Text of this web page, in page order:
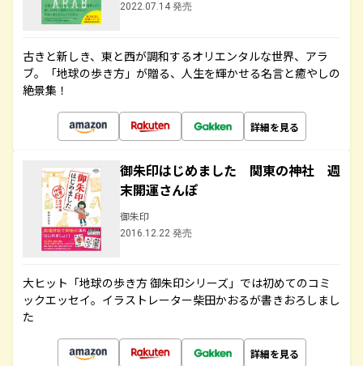
2022.07.14 発売
古きと新しき、東と西が調和するオリエンタルな世界、アラ
ブ。「地球の歩き方」が贈る、人生を輝かせる名言と癒やしの
絶景集！
詳細を見る
御朱印はじめました 関東の神社 週
末開運さんぽ
御朱印
2016.12.22 発売
大ヒット「地球の歩き方 御朱印シリーズ」では初めてのコミ
ックエッセイ。イラストレーター柴田かおるが書きおろしまし
た
詳細を見る